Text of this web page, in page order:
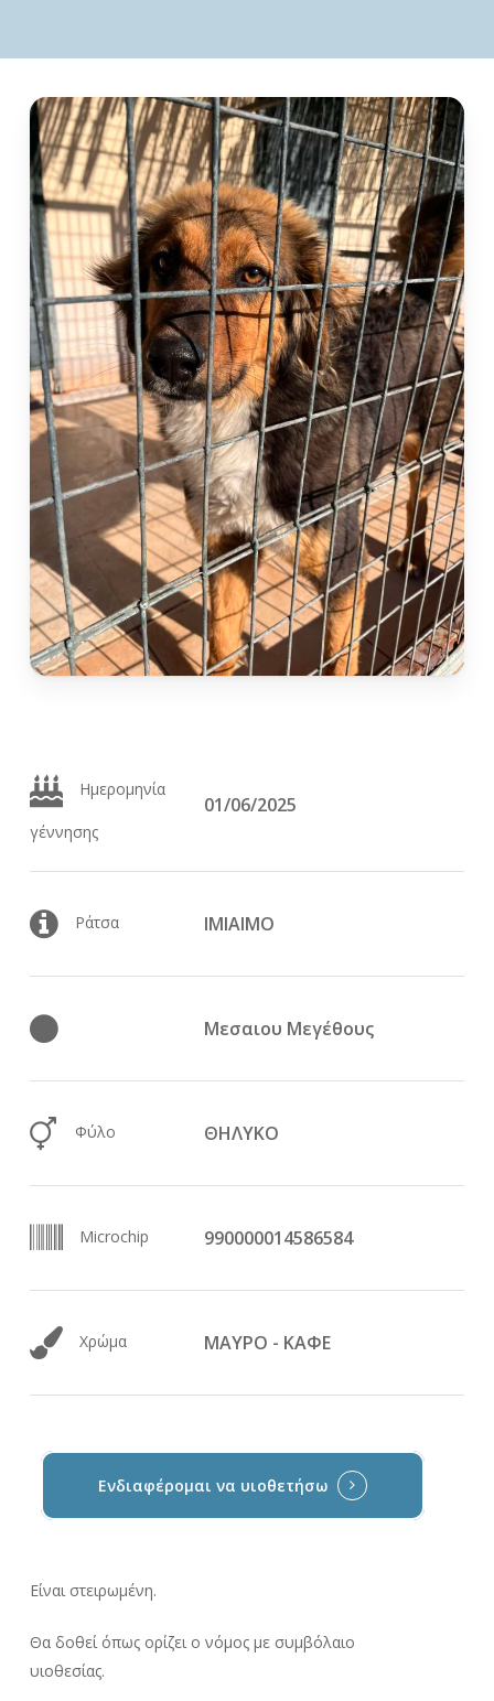
the
next
section
Ημερομηνία
γέννησης
01/06/2025
Ράτσα ΙΜΙΑΙΜΟ
Μεσαιου Μεγέθους
Φύλο ΘΗΛΥΚΟ
Microchip 990000014586584
Χρώμα ΜΑΥΡΟ - ΚΑΦΕ
Ενδιαφέρομαι να υιοθετήσω
Είναι στειρωμένη.
Θα δοθεί όπως ορίζει ο νόμος με συμβόλαιο
υιοθεσίας.